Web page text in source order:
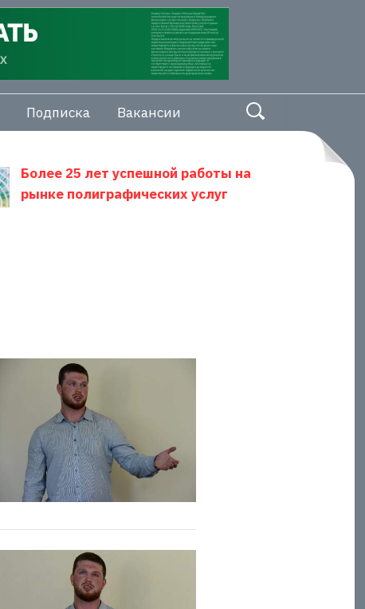
Подписка Вакансии
Более 25 лет успешной работы на
рынке полиграфических услуг